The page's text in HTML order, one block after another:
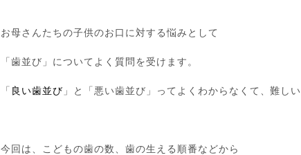
お母さんたちの子供のお口に対する悩みとして
「歯並び」についてよく質問を受けます。
「 良い歯並び 」と「悪い歯並び」ってよくわからなくて、難しい
今回は、こどもの歯の数、歯の生える順番などから